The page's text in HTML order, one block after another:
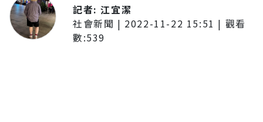
記者:江宜潔
社會新聞 | 2022-11-22 15:51 | 觀看
數:539